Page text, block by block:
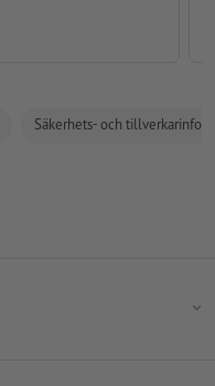
Säkerhets- och